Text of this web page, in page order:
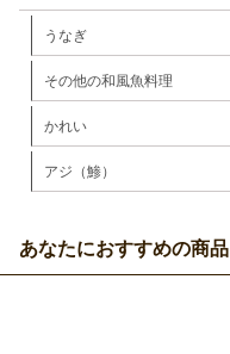
うなぎ
その他の和風魚料理
かれい
アジ（鯵）
あなたにおすすめの商品